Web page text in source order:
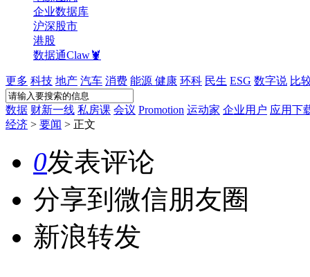
企业数据库
沪深股市
港股
数据通Claw🦞
更多 科技 地产 汽车 消费 能源 健康 环科 民生 ESG 数字说 比
数据 财新一线 私房课 会议 Promotion 运动家 企业用户 应用下
经济 > 要闻 > 正文
0发表评论
分享到微信朋友圈
新浪转发